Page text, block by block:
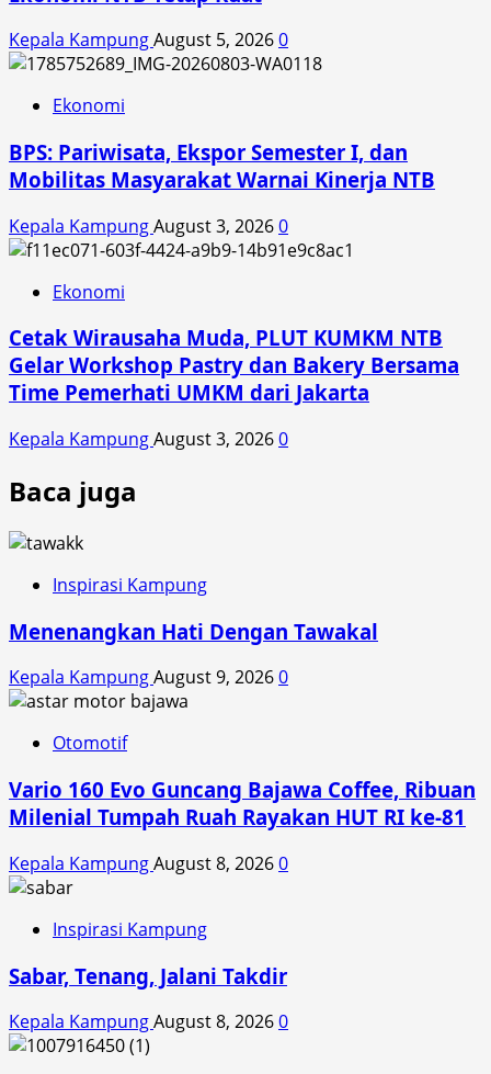
Kepala KampungAugust 5, 20260
Ekonomi
BPS: Pariwisata, Ekspor Semester I, dan
Mobilitas Masyarakat Warnai Kinerja NTB
Kepala KampungAugust 3, 20260
Ekonomi
Cetak Wirausaha Muda, PLUT KUMKM NTB
Gelar Workshop Pastry dan Bakery Bersama
Time Pemerhati UMKM dari Jakarta
Kepala KampungAugust 3, 20260
Baca juga
Inspirasi Kampung
Menenangkan Hati Dengan Tawakal
Kepala KampungAugust 9, 20260
Otomotif
Vario 160 Evo Guncang Bajawa Coffee, Ribuan
Milenial Tumpah Ruah Rayakan HUT RI ke-81
Kepala KampungAugust 8, 20260
Inspirasi Kampung
Sabar, Tenang, Jalani Takdir
Kepala KampungAugust 8, 20260